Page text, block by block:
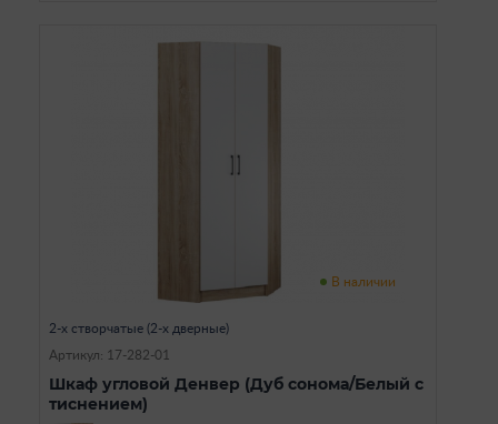
В наличии
2-х створчатые (2-х дверные)
Артикул: 17-282-01
Шкаф угловой Денвер (Дуб сонома/Белый с
тиснением)